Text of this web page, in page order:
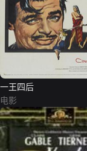
一王四后
电影